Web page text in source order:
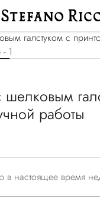
шелковым
работы
в настоящее время